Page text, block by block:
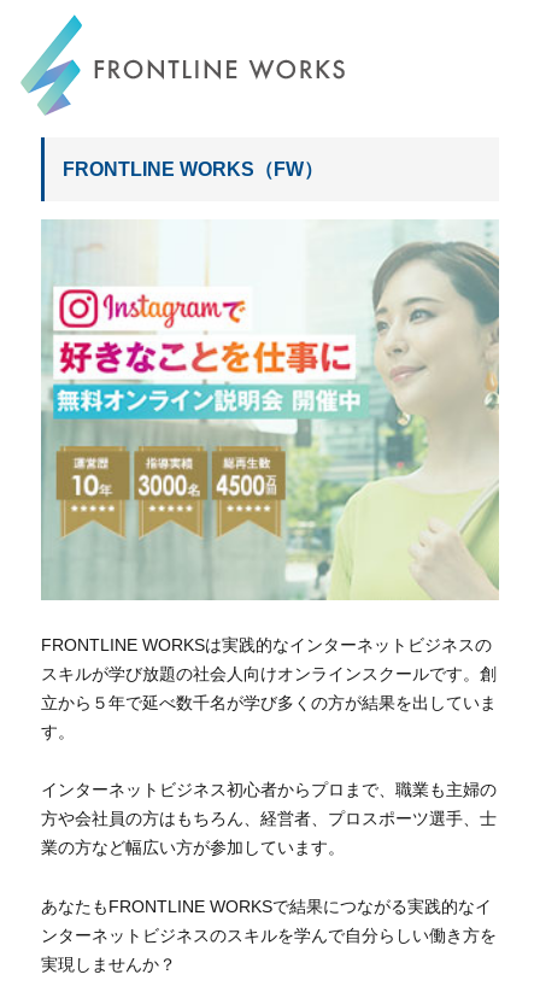
FRONTLINE WORKS
FRONTLINE WORKS（FW）
FRONTLINE WORKSは実践的なインターネットビジネスの
スキルが学び放題の社会人向けオンラインスクールです。創
立から５年で延べ数千名が学び多くの方が結果を出していま
す。
インターネットビジネス初心者からプロまで、職業も主婦の
方や会社員の方はもちろん、経営者、プロスポーツ選手、士
業の方など幅広い方が参加しています。
あなたもFRONTLINE WORKSで結果につながる実践的なイ
ンターネットビジネスのスキルを学んで自分らしい働き方を
実現しませんか？